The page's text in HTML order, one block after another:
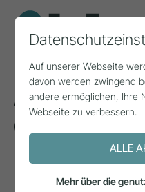
Aktuelle
der
und aus
Auf unserer Webseite
davon werden zwingend
andere ermöglichen, Ihre
Webseite zu verbessern.
ALLE
Mehr über die